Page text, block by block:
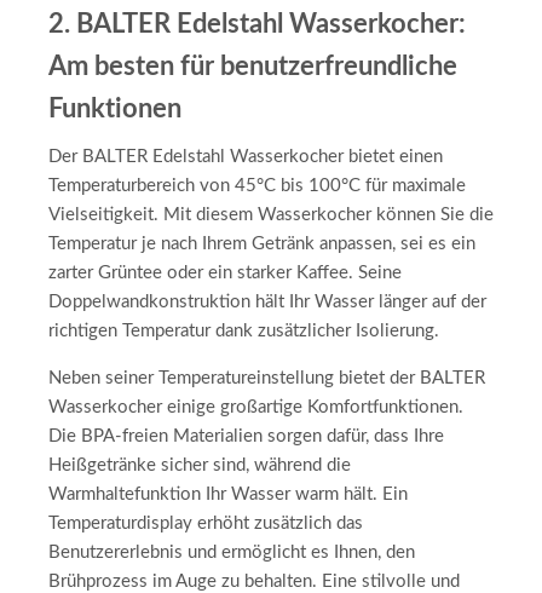
2. BALTER Edelstahl Wasserkocher:
Am besten für benutzerfreundliche
Funktionen
Der BALTER Edelstahl Wasserkocher bietet einen
Temperaturbereich von 45°C bis 100°C für maximale
Vielseitigkeit. Mit diesem Wasserkocher können Sie die
Temperatur je nach Ihrem Getränk anpassen, sei es ein
zarter Grüntee oder ein starker Kaffee. Seine
Doppelwandkonstruktion hält Ihr Wasser länger auf der
richtigen Temperatur dank zusätzlicher Isolierung.
Neben seiner Temperatureinstellung bietet der BALTER
Wasserkocher einige großartige Komfortfunktionen.
Die BPA-freien Materialien sorgen dafür, dass Ihre
Heißgetränke sicher sind, während die
Warmhaltefunktion Ihr Wasser warm hält. Ein
Temperaturdisplay erhöht zusätzlich das
Benutzererlebnis und ermöglicht es Ihnen, den
Brühprozess im Auge zu behalten. Eine stilvolle und